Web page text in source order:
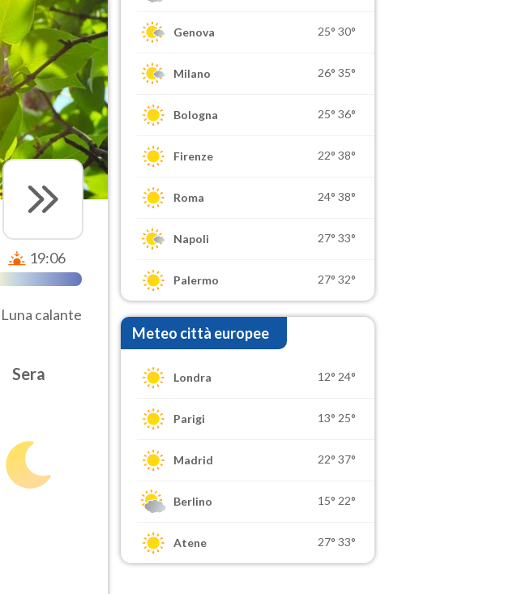
19:06
Luna calante
Sera
Genova 25° 30°
Milano 26° 35°
Bologna 25° 36°
Firenze 22° 38°
Roma 24° 38°
Napoli 27° 33°
Palermo 27° 32°
Meteo città europee
Londra 12° 24°
Parigi 13° 25°
Madrid 22° 37°
Berlino 15° 22°
Atene 27° 33°